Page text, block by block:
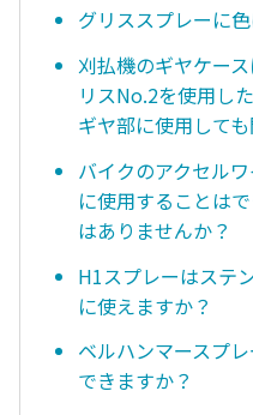
グリススプレーに
刈払機のギヤケー
リスNo.2を使用し
ギヤ部に使用して
バイクのアクセル
に使用することは
はありませんか？
H1スプレーはステ
に使えますか？
ベルハンマースプ
できますか？